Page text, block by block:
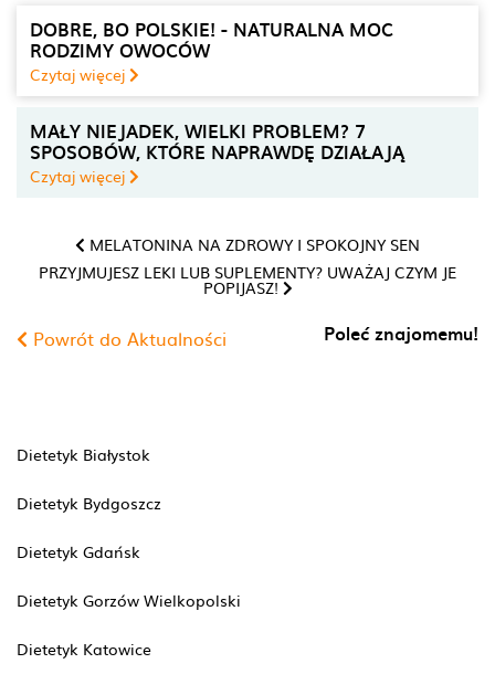
DOBRE, BO POLSKIE! - NATURALNA MOC
RODZIMY OWOCÓW
Czytaj więcej
MAŁY NIEJADEK, WIELKI PROBLEM? 7
SPOSOBÓW, KTÓRE NAPRAWDĘ DZIAŁAJĄ
Czytaj więcej
MELATONINA NA ZDROWY I SPOKOJNY SEN
PRZYJMUJESZ LEKI LUB SUPLEMENTY? UWAŻAJ CZYM JE
POPIJASZ!
Powrót do Aktualności Poleć znajomemu!
Dietetyk Białystok
Dietetyk Bydgoszcz
Dietetyk Gdańsk
Dietetyk Gorzów Wielkopolski
Dietetyk Katowice